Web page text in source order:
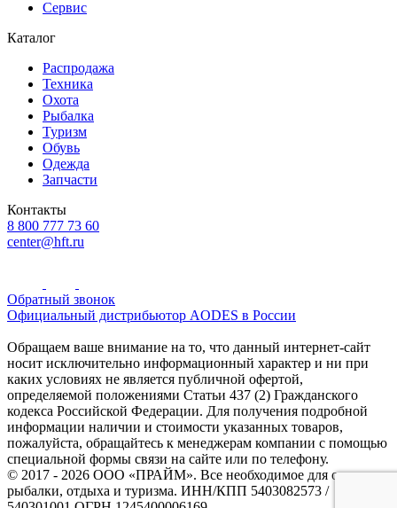
Сервис
Каталог
Распродажа
Техника
Охота
Рыбалка
Туризм
Обувь
Одежда
Запчасти
Контакты
8 800 777 73 60
center@hft.ru
Обратный звонок
Официальный дистрибьютор AODES в России
Обращаем ваше внимание на то, что данный интернет-сайт
носит исключительно информационный характер и ни при
каких условиях не является публичной офертой,
определяемой положениями Статьи 437 (2) Гражданского
кодекса Российской Федерации. Для получения подробной
информации наличии и стоимости указанных товаров,
пожалуйста, обращайтесь к менеджерам компании с помощью
специальной формы связи на сайте или по телефону.
© 2017 - 2026 ООО «ПРАЙМ». Все необходимое для охоты и
рыбалки, отдыха и туризма. ИНН/КПП 5403082573 /